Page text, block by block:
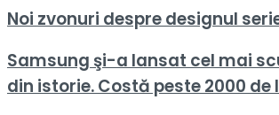
Noi zvonuri despre designul
Samsung şi-a lansat cel mai
din istorie. Costă peste 2000 de